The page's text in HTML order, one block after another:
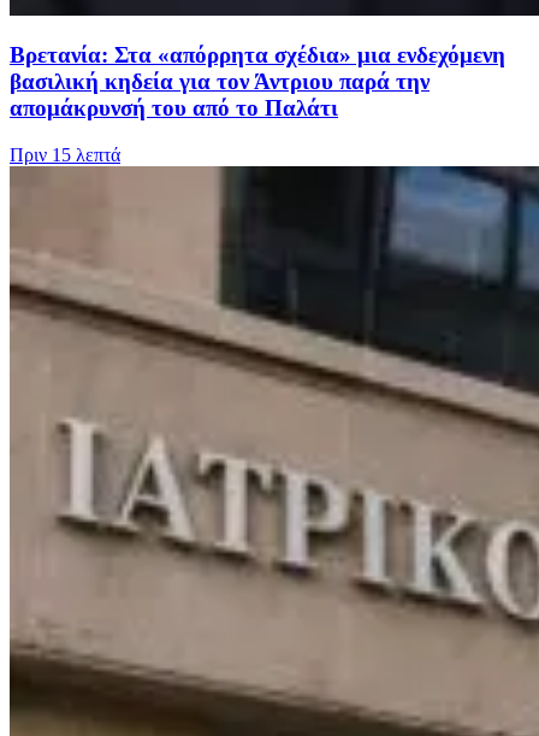
Βρετανία: Στα «απόρρητα σχέδια» μια ενδεχόμενη
βασιλική κηδεία για τον Άντριου παρά την
απομάκρυνσή του από το Παλάτι
Πριν 15 λεπτά